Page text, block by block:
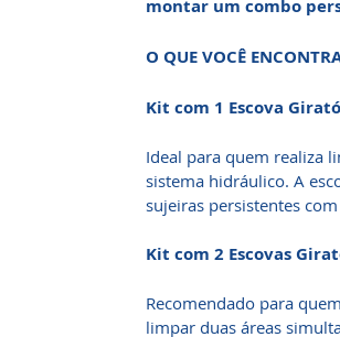
montar um combo
O QUE VOCÊ
Kit com 1 Escova
Ideal para quem realiza
sistema hidráulico. A
sujeiras persistentes
Kit com 2 Escovas
Recomendado para
limpar duas áreas